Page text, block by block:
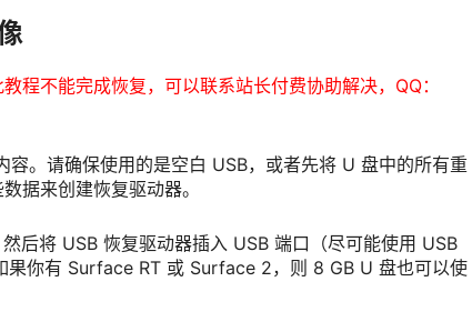
程不能完成恢复，可以联系站长付费协助解决，QQ：
。请确保使用的是空白 USB，或者先将 U 盘中的所有重
据来创建恢复驱动器。
后将 USB 恢复驱动器插入 USB 端口（尽可能使用 USB
果你有 Surface RT 或 Surface 2，则 8 GB U 盘也可以使